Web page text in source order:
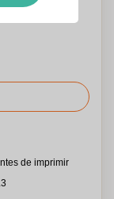
de imprimir